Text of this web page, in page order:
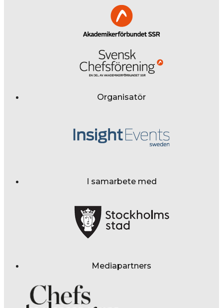
Organisatör
I samarbete med
Mediapartners